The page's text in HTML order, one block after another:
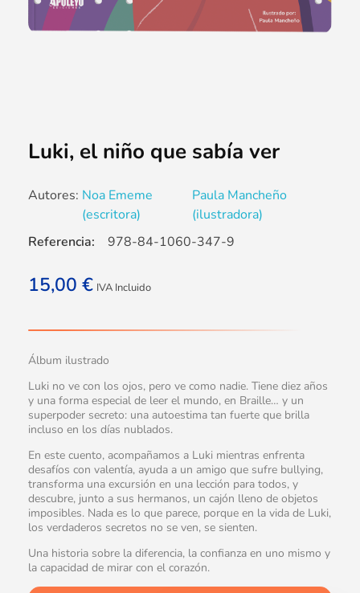
Luki, el niño que sabía ver
Autores: Noa Ememe
(escritora)
Paula Mancheño
(ilustradora)
15,00 € IVA Incluido
Álbum ilustrado
Luki no ve con los ojos, pero ve como nadie. Tiene diez años
y una forma especial de leer el mundo, en Braille… y un
superpoder secreto: una autoestima tan fuerte que brilla
incluso en los días nublados.
En este cuento, acompañamos a Luki mientras enfrenta
desafíos con valentía, ayuda a un amigo que sufre bullying,
transforma una excursión en una lección para todos, y
descubre, junto a sus hermanos, un cajón lleno de objetos
imposibles. Nada es lo que parece, porque en la vida de Luki,
los verdaderos secretos no se ven, se sienten.
Una historia sobre la diferencia, la confianza en uno mismo y
la capacidad de mirar con el corazón.
Referencia: 978-84-1060-347-9